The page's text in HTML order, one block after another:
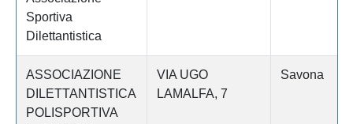
Sportiva
Dilettantistica
ASSOCIAZIONE
DILETTANTISTICA
POLISPORTIVA
VIA UGO
LAMALFA, 7
Savona